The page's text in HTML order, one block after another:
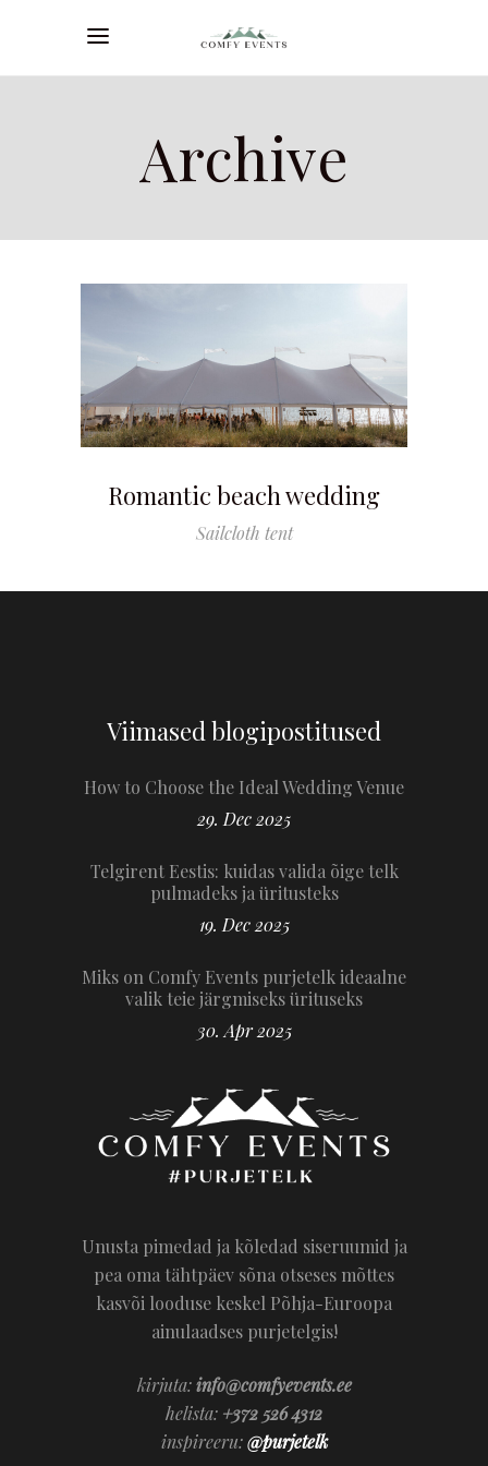
Archive
Romantic beach wedding
Sailcloth tent
Viimased blogipostitused
How to Choose the Ideal Wedding Venue
29. Dec 2025
Telgirent Eestis: kuidas valida õige telk
pulmadeks ja üritusteks
19. Dec 2025
Miks on Comfy Events purjetelk ideaalne
valik teie järgmiseks ürituseks
30. Apr 2025
Unusta pimedad ja kõledad siseruumid ja
pea oma tähtpäev sõna otseses mõttes
kasvõi looduse keskel Põhja-Euroopa
ainulaadses purjetelgis!
kirjuta:info@comfyevents.ee
helista: +372 526 4312
inspireeru:@purjetelk